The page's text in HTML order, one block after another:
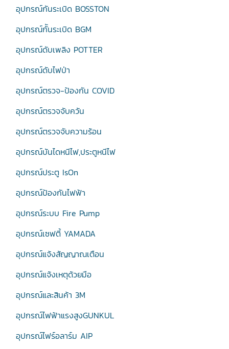
อุปกรณ์กันระเบิด BOSSTON
อุปกรณ์กัันระเบิด BGM
อุปกรณ์ดับเพลิง POTTER
อุปกรณ์ดับไฟป่า
อุปกรณ์ตรวจ-ป้องกัน COVID
อุปกรณ์ตรวจจับควัน
อุปกรณ์ตรวจจับความร้อน
อุปกรณ์บันไดหนีไฟ,ประตูหนีไฟ
อุปกรณ์ประตู IsOn
อุปกรณ์ป้องกันไฟฟ้า
อุปกรณ์ระบบ Fire Pump
อุปกรณ์เซฟตี้ YAMADA
อุปกรณ์แจ้งสัญญาณเตือน
อุปกรณ์แจ้งเหตุด้วยมือ
อุปกรณ์และสินค้า 3M
อุปกรณ์ไฟฟ้าแรงสูงGUNKUL
อุปกรณ์ไฟร์อลาร์ม AIP